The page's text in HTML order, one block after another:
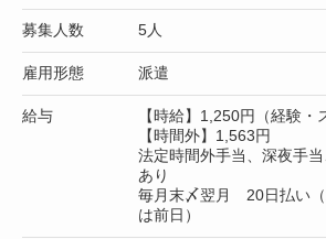
募集人数 5人
雇用形態 派遣
給与
【時給】1,250円（経験・
【時間外】1,563円
法定時間外手当、深夜手
あり
毎月末〆翌月 20日払い
は前日）